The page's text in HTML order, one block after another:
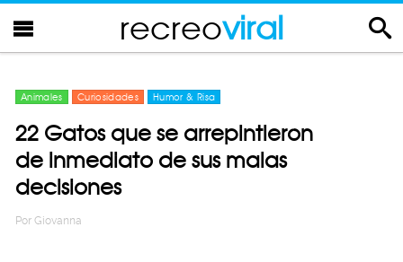
recreoviral
Animales Curiosidades Humor & Risa
22 Gatos que se arrepintieron
de inmediato de sus malas
decisiones
Por Giovanna